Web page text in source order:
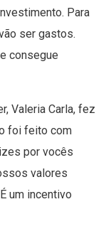
Para
ser gastos.
consegue
Valeria Carla, fez
foi feito com
por vocês
valores
um incentivo